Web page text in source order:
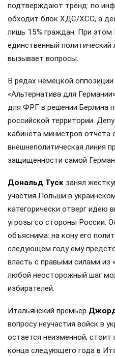
подтверждают тренд: по
обходит блок ХДС/ХСС, а
лишь 15% граждан. При
единственный политический
вызывает вопросы.
В рядах немецкой оппозиции
«Альтернатива для
для ФРГ в решении Берлина
российской территории.
кабинета министров отчета
внешнеполитическая линия
защищенности самой
Дональд Туск занял
участия Польши в
категорически отверг идею
угрозы со стороны России.
объяснима: на кону его
следующем году ему
власть с правыми силами из
любой неосторожный шаг
избирателей.
Итальянский премьер
вопросу неучастия войск в
остается неизменной,
конца следующего года в